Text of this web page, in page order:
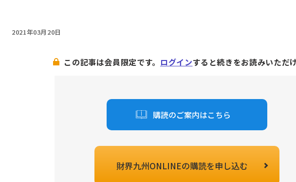
2021年03月20日
この記事は会員限定です。 ログインすると続きをお読みいただけ
購読のご案内はこちら
財界九州ONLINEの購読を申し込む